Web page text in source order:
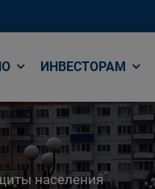
ИНВЕСТОРАМ
населения